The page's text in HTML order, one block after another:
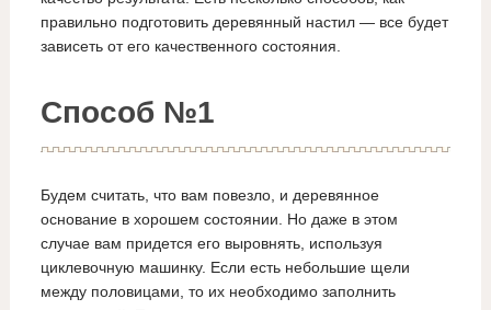
правильно подготовить деревянный настил — все будет
зависеть от его качественного состояния.
Способ №1
Будем считать, что вам повезло, и деревянное
основание в хорошем состоянии. Но даже в этом
случае вам придется его выровнять, используя
циклевочную машинку. Если есть небольшие щели
между половицами, то их необходимо заполнить